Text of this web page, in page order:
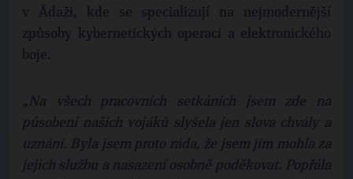
v Ādaži, kde se specializují na nejmodernější
způsoby kybernetických operací a elektronického
boje.
„Na všech pracovních setkáních jsem zde na
působení našich vojáků slyšela jen slova chvály a
uznání. Byla jsem proto ráda, že jsem jim mohla za
jejich službu a nasazení osobně poděkovat. Popřála